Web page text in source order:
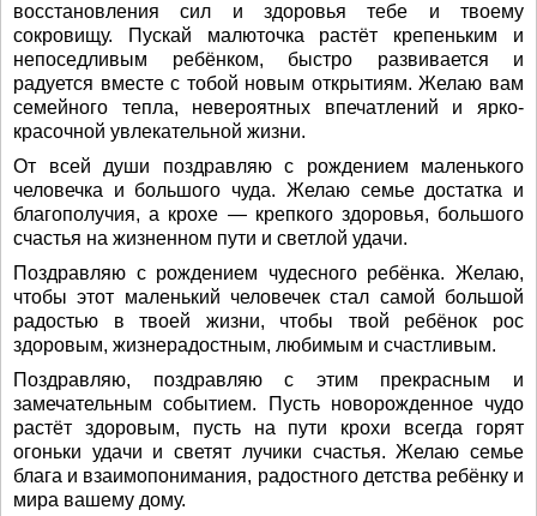
восстановления сил и здоровья тебе и твоему
сокровищу. Пускай малюточка растёт крепеньким и
непоседливым ребёнком, быстро развивается и
радуется вместе с тобой новым открытиям. Желаю вам
семейного тепла, невероятных впечатлений и ярко-
красочной увлекательной жизни.
От всей души поздравляю с рождением маленького
человечка и большого чуда. Желаю семье достатка и
благополучия, а крохе — крепкого здоровья, большого
счастья на жизненном пути и светлой удачи.
Поздравляю с рождением чудесного ребёнка. Желаю,
чтобы этот маленький человечек стал самой большой
радостью в твоей жизни, чтобы твой ребёнок рос
здоровым, жизнерадостным, любимым и счастливым.
Поздравляю, поздравляю с этим прекрасным и
замечательным событием. Пусть новорожденное чудо
растёт здоровым, пусть на пути крохи всегда горят
огоньки удачи и светят лучики счастья. Желаю семье
блага и взаимопонимания, радостного детства ребёнку и
мира вашему дому.